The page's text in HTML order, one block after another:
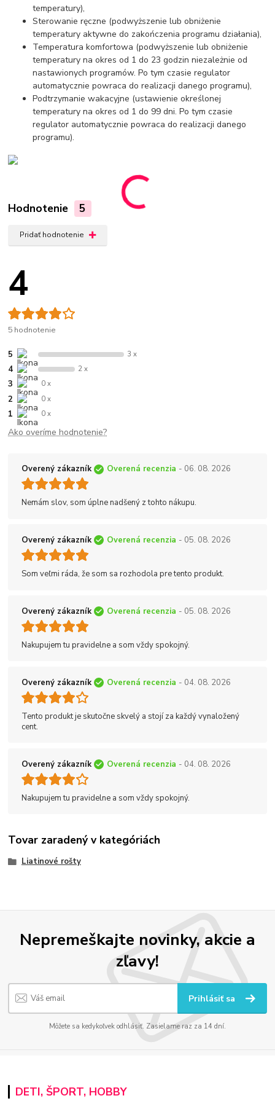
temperatury),
Sterowanie ręczne (podwyższenie lub obniżenie
temperatury aktywne do zakończenia programu działania),
Temperatura komfortowa (podwyższenie lub obniżenie
temperatury na okres od 1 do 23 godzin niezależnie od
nastawionych programów. Po tym czasie regulator
automatycznie powraca do realizacji danego programu),
Podtrzymanie wakacyjne (ustawienie określonej
temperatury na okres od 1 do 99 dni. Po tym czasie
regulator automatycznie powraca do realizacji danego
programu).
Hodnotenie 5
Pridať hodnotenie
4
5 hodnotenie
5 3 x
4 2 x
3 0 x
2 0 x
1 0 x
Ako overíme hodnotenie?
Overený zákazník Overená recenzia - 06. 08. 2026
Nemám slov, som úplne nadšený z tohto nákupu.
Overený zákazník Overená recenzia - 05. 08. 2026
Som veľmi ráda, že som sa rozhodola pre tento produkt.
Overený zákazník Overená recenzia - 05. 08. 2026
Nakupujem tu pravidelne a som vždy spokojný.
Overený zákazník Overená recenzia - 04. 08. 2026
Tento produkt je skutočne skvelý a stojí za každý vynaložený
cent.
Overený zákazník Overená recenzia - 04. 08. 2026
Nakupujem tu pravidelne a som vždy spokojný.
Tovar zaradený v kategóriách
Liatinové rošty
Nepremeškajte novinky, akcie a
zľavy!
Prihlásiť sa
Môžete sa kedykoľvek odhlásiť. Zasielame raz za 14 dní.
DETI, ŠPORT, HOBBY